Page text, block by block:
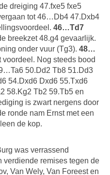
dreiging 47.fxe5 fxe5
tot 46…Db4 47.Dxb4
46…Td7
breekzet 48.g4 gevaarlijk.
onder vuur (Tg3). 48…
voordeel. Nog steeds bood
50.Dd2 Tb8 51.Dd3
54.Dxd6 Dxd6 55.Txd6
58.Kg2 Tb2 59.Tb5 en
is zwart nergens door
ronde nam Ernst met een
de kop.
was verrassend
verdiende remises tegen de
Van Wely, Van Foreest en